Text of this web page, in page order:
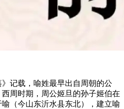
记载，喻姓最早出自周朝的公
周时期，周公姬旦的孙子姬伯在
（今山东沂水县东北），建立喻